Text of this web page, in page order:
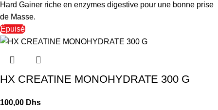
Hard Gainer riche en enzymes digestive pour une bonne prise
de Masse.
Épuisé
HX CREATINE MONOHYDRATE 300 G
Dhs